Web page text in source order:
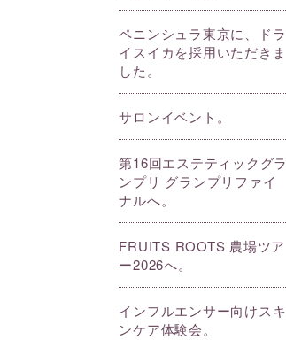
ペニンシュラ東京に、ドラ
イスイカを採用いただきま
した。
サロンイベント。
第16回エステティックグラ
ンプリ グランプリファイ
ナルへ。
FRUITS ROOTS 農場ツア
ー2026へ。
インフルエンサー向けスキ
ンケア体験会。